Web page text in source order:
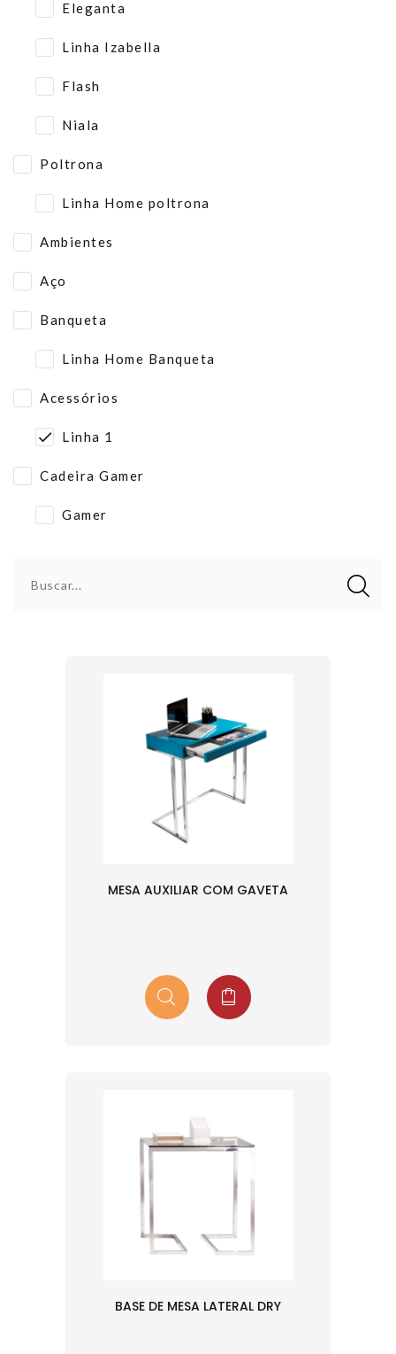
Eleganta
Linha Izabella
Flash
Niala
Poltrona
Linha Home poltrona
Ambientes
Aço
Banqueta
Linha Home Banqueta
Acessórios
Linha 1
Cadeira Gamer
Gamer
Buscar...
MESA AUXILIAR COM GAVETA
BASE DE MESA LATERAL DRY